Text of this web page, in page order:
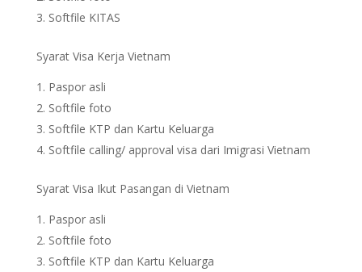
Softfile KITAS
Syarat Visa Kerja Vietnam
Paspor asli
Softfile foto
Softfile KTP dan Kartu Keluarga
Softfile calling/ approval visa dari Imigrasi Vietnam
Syarat Visa Ikut Pasangan di Vietnam
Paspor asli
Softfile foto
Softfile KTP dan Kartu Keluarga